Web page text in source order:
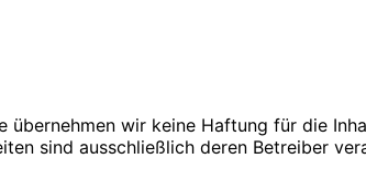
wir keine Haftung für die
sind ausschließlich deren Betreiber